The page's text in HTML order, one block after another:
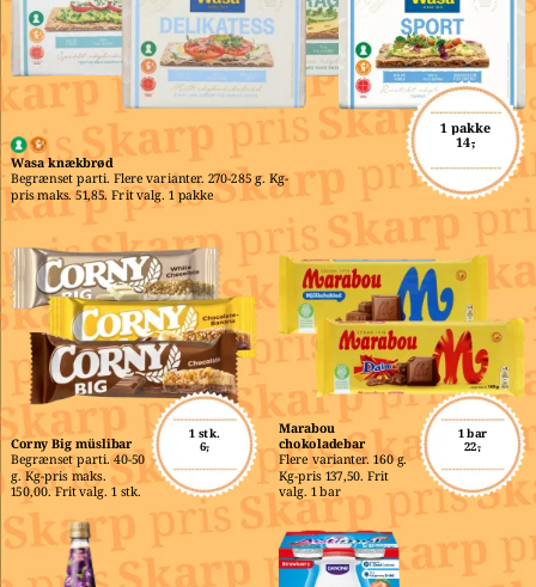
1 pakke
14,-
Wasa knækbrød
Begrænset parti. Flere varianter. 270-285 g. Kg-
pris maks. 51,85. Frit valg. 1 pakke
1 stk.
6,-
Corny Big müslibar
Begrænset parti. 40-50
g. Kg-pris maks.
150,00. Frit valg. 1 stk.
1 bar
22,-
Marabou
chokoladebar
Flere varianter. 160 g.
Kg-pris 137,50. Frit
valg. 1 bar